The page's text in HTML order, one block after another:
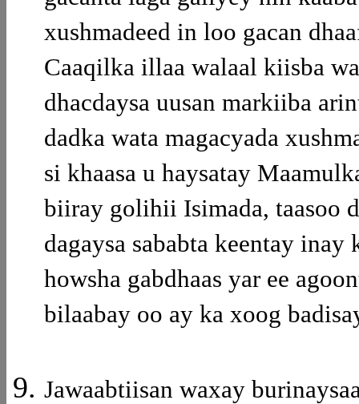
xushmadeed in loo gacan
Caaqilka illaa walaal kiisba
dhacdaysa uusan markiiba
dadka wata magacyada
si khaasa u haysatay
biiray golihii Isimada, taasoo
dagaysa sababta keentay inay
howsha gabdhaas yar ee
bilaabay oo ay ka xoog
Jawaabtiisan waxay